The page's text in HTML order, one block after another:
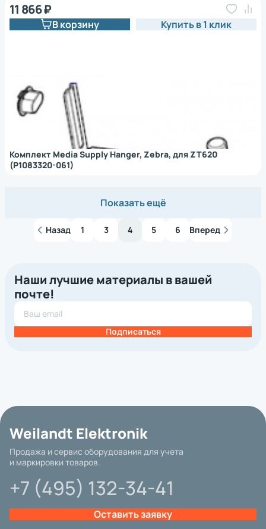
Комплект Media Supply Hanger, Zebra, для ZT620
(P1083320-061)
11 866 ₽
В корзину Купить в 1 клик
Показать ещё
Назад 1 3 4 5 6 Вперед
Наши лучшие материалы в вашей
почте!
Подписаться
Weilandt Elektronik
Продажа и сервис оборудования для учета
и маркировки товаров.
+7 (495) 132-34-41
Оставить заявку